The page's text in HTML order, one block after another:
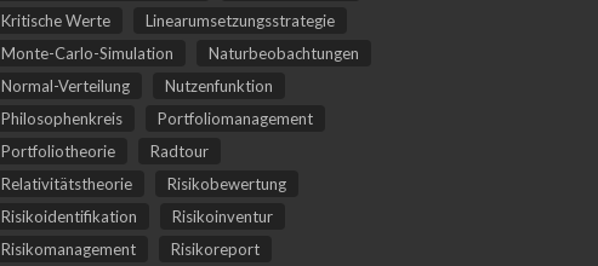
Kritische Werte
Linearumsetzungsstrategie
Monte-Carlo-Simulation
Naturbeobachtungen
Normal-Verteilung
Nutzenfunktion
Philosophenkreis
Portfoliomanagement
Portfoliotheorie
Radtour
Relativitätstheorie
Risikobewertung
Risikoidentifikation
Risikoinventur
Risikomanagement
Risikoreport